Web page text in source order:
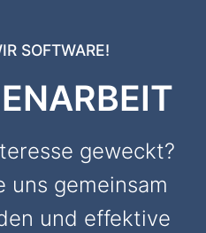
SOFTWARE!
geweckt?
uns gemeinsam
und effektive